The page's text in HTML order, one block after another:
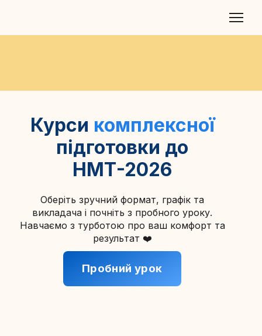
Курси комплексної
підготовки до
НМТ-2026
Оберіть зручний формат, графік та
викладача і почніть з пробного уроку.
Навчаємо з турботою про ваш комфорт та
результат ❤️
Пробний урок